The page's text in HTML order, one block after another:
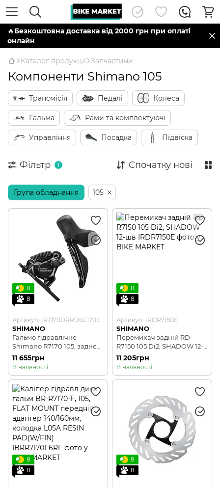
🔥Безкоштовна доставка від 2000 грн при оплаті
онлайн
Каталог продукції Запчастини
Компоненти Shimano 105
Трансмісія Педалі Колеса
Гальма Рами та комплектуючі
Управління Посадка Підвіска
Фільтр 1 Спочатку нові
Група обладнання 105
8
8
Артикул: IR7170DRRDSC170E
SHIMANO
Гальмо гідравлічне
Shimano R7170 105, заднє
(права ручка, каліпер,
гідролінія 1700мм).
11 655грн
В наявності
8
8
Артикул: IRDR7150E
SHIMANO
Перемикач задній RD-
R7150 105 Di2, SHADOW 12-
шв
11 205грн
В наявності
8
8
8
8